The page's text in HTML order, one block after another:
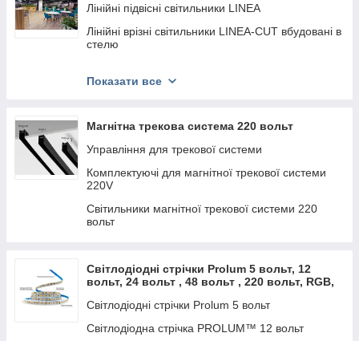
Лінійні підвісні світильники LINEA
Лінійні врізні світильники LINEA-CUT вбудовані в
стелю
Круглі світильники з висотою профілю 60мм
кільця серії RING IN
QUAD-R
Лінійні вузьконаправлені підвесні світильники
LINEA-R
Кутоподібні LED світильники ANGLE
Зигзагоподібні світильники ZIGZAG
Показати все
Магнітна трекова система 220 вольт
Управління для трекової системи
Комплектуючі для магнітної трекової системи
220V
Світильники магнітної трекової системи 220
вольт
Світлодіодні стрічки Prolum 5 вольт, 12
вольт, 24 вольт , 48 вольт , 220 вольт, RGB,
Світлодіодні стрічки Prolum 5 вольт
Світлодіодна стрічка PROLUM™ 12 вольт